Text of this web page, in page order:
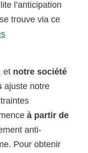
l’anticipation
trouve via ce
et notre société
ajuste notre
à partir de
anti-
Pour obtenir